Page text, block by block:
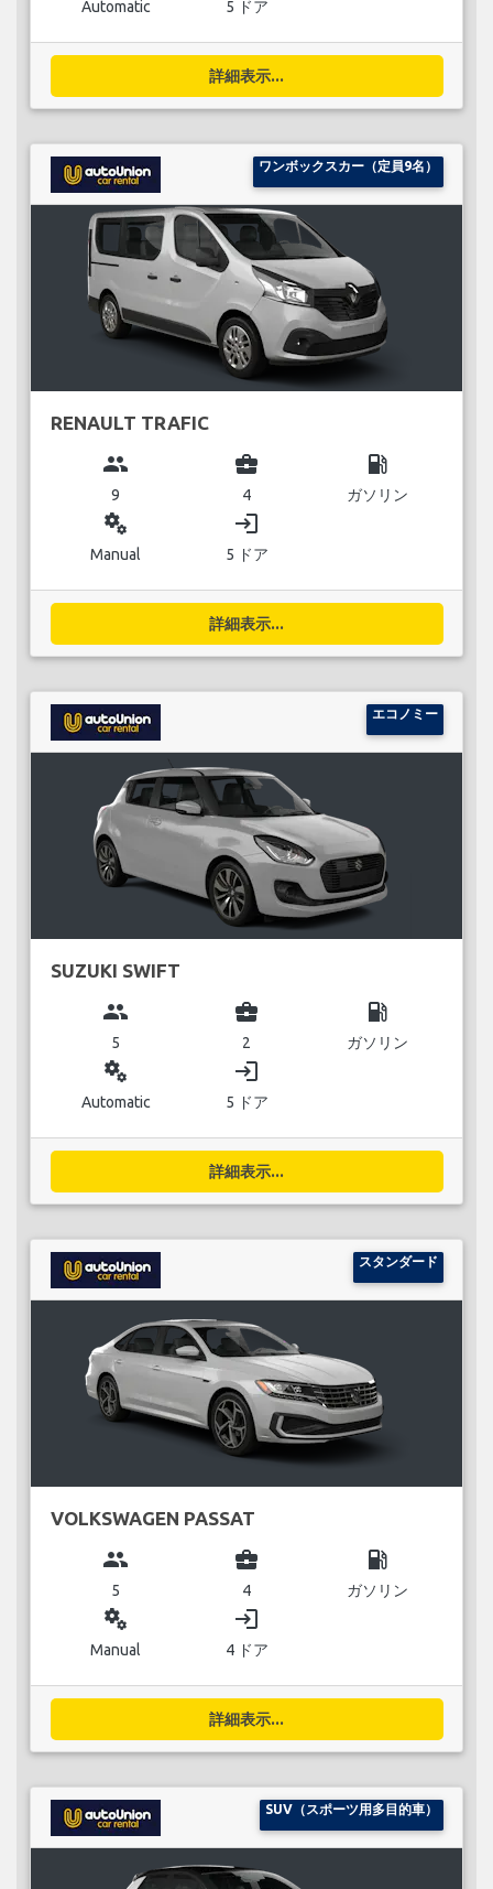
Automatic 5 ドア
詳細表示...
ワンボックスカー（定員9名）
RENAULT TRAFIC
group
9
business_center
4
local_gas_station
ガソリン
miscellaneous_services
Manual
login
5 ドア
詳細表示...
エコノミー
SUZUKI SWIFT
group
5
business_center
2
local_gas_station
ガソリン
miscellaneous_services
Automatic
login
5 ドア
詳細表示...
スタンダード
VOLKSWAGEN PASSAT
group
5
business_center
4
local_gas_station
ガソリン
miscellaneous_services
Manual
login
4 ドア
詳細表示...
SUV（スポーツ用多目的車）